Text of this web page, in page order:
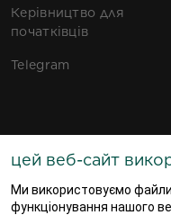
цей веб-сайт
Ми використовуємо файли
функціонування нашого
Керівництво для
початківців
Telegram